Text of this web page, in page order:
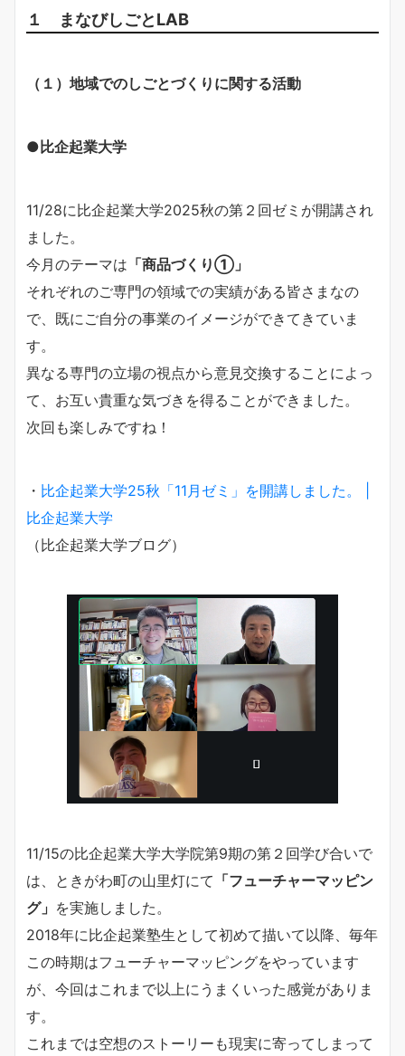
１ まなびしごとLAB
（１）地域でのしごとづくりに関する活動
●比企起業大学
11/28に比企起業大学2025秋の第２回ゼミが開講され
ました。
今月のテーマは 「商品づくり①」
それぞれのご専門の領域での実績がある皆さまなの
で、既にご自分の事業のイメージができてきていま
す。
異なる専門の立場の視点から意見交換することによっ
て、お互い貴重な気づきを得ることができました。
次回も楽しみですね！
・ 比企起業大学25秋「11月ゼミ」を開講しました。 |
比企起業大学
（比企起業大学ブログ）
11/15の比企起業大学大学院第9期の第２回学び合いで
は、ときがわ町の山里灯にて 「フューチャーマッピン
グ」 を実施しました。
2018年に比企起業塾生として初めて描いて以降、毎年
この時期はフューチャーマッピングをやっています
が、今回はこれまで以上にうまくいった感覚がありま
す。
これまでは空想のストーリーも現実に寄ってしまって